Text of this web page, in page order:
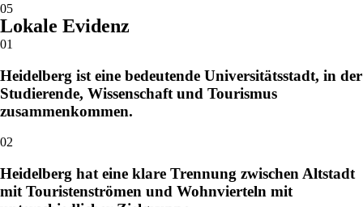
05
Lokale Evidenz
01
Heidelberg ist eine bedeutende Universitätsstadt, in der
Studierende, Wissenschaft und Tourismus
zusammenkommen.
02
Heidelberg hat eine klare Trennung zwischen Altstadt
mit Touristenströmen und Wohnvierteln mit